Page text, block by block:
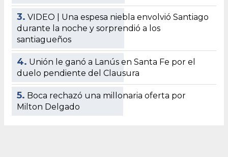
3. VIDEO | Una espesa niebla envolvió Santiago
durante la noche y sorprendió a los
santiagueños
4. Unión le ganó a Lanús en Santa Fe por el
duelo pendiente del Clausura
5. Boca rechazó una millonaria oferta por
Milton Delgado